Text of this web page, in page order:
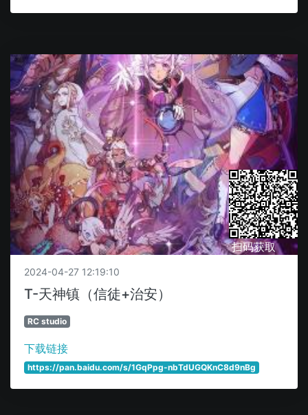
扫码获取
2024-04-27 12:19:10
T-天神镇（信徒+治安）
RC studio
下载链接
https://pan.baidu.com/s/1GqPpg-nbTdUGQKnC8d9nBg